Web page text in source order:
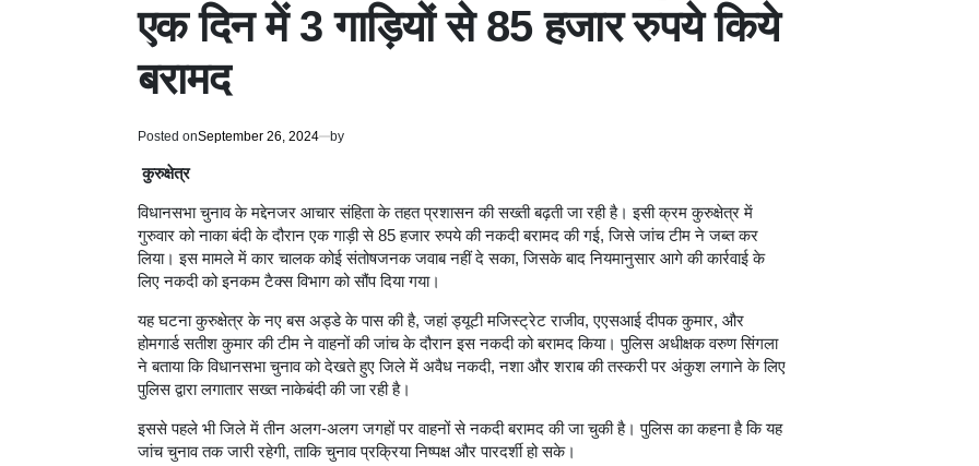
एक दिन में 3 गाड़ियों से 85 हजार रुपये किये
बरामद
Posted onSeptember 26, 2024 by
कुरुक्षेत्र
विधानसभा चुनाव के मद्देनजर आचार संहिता के तहत प्रशासन की सख्ती बढ़ती जा रही है। इसी क्रम कुरुक्षेत्र में
गुरुवार को नाका बंदी के दौरान एक गाड़ी से 85 हजार रुपये की नकदी बरामद की गई, जिसे जांच टीम ने जब्त कर
लिया। इस मामले में कार चालक कोई संतोषजनक जवाब नहीं दे सका, जिसके बाद नियमानुसार आगे की कार्रवाई के
लिए नकदी को इनकम टैक्स विभाग को सौंप दिया गया।
यह घटना कुरुक्षेत्र के नए बस अड्डे के पास की है, जहां ड्यूटी मजिस्ट्रेट राजीव, एएसआई दीपक कुमार, और
होमगार्ड सतीश कुमार की टीम ने वाहनों की जांच के दौरान इस नकदी को बरामद किया। पुलिस अधीक्षक वरुण सिंगला
ने बताया कि विधानसभा चुनाव को देखते हुए जिले में अवैध नकदी, नशा और शराब की तस्करी पर अंकुश लगाने के लिए
पुलिस द्वारा लगातार सख्त नाकेबंदी की जा रही है।
इससे पहले भी जिले में तीन अलग-अलग जगहों पर वाहनों से नकदी बरामद की जा चुकी है। पुलिस का कहना है कि यह
जांच चुनाव तक जारी रहेगी, ताकि चुनाव प्रक्रिया निष्पक्ष और पारदर्शी हो सके।